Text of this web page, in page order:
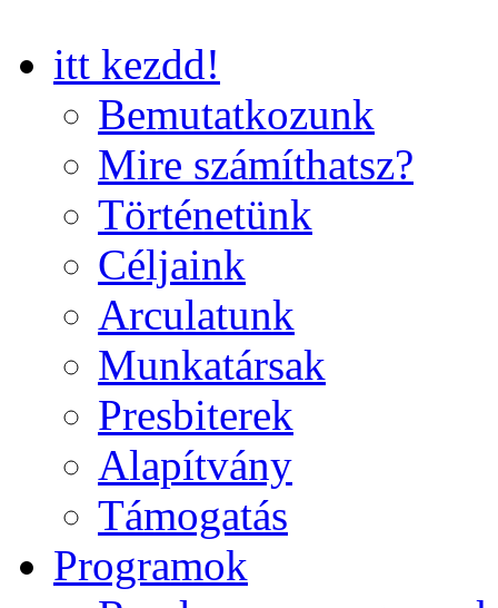
itt kezdd!
Bemutatkozunk
Mire számíthatsz?
Történetünk
Céljaink
Arculatunk
Munkatársak
Presbiterek
Alapítvány
Támogatás
Programok